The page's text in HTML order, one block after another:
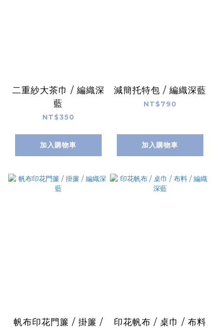
二重紗大茶巾 / 編織深
藍
NT$350
加入購物車
減簡托特包 / 編織深藍
NT$790
加入購物車
帆布印花門簾 / 掛簾 /
印花帆布 / 桌巾 / 布料